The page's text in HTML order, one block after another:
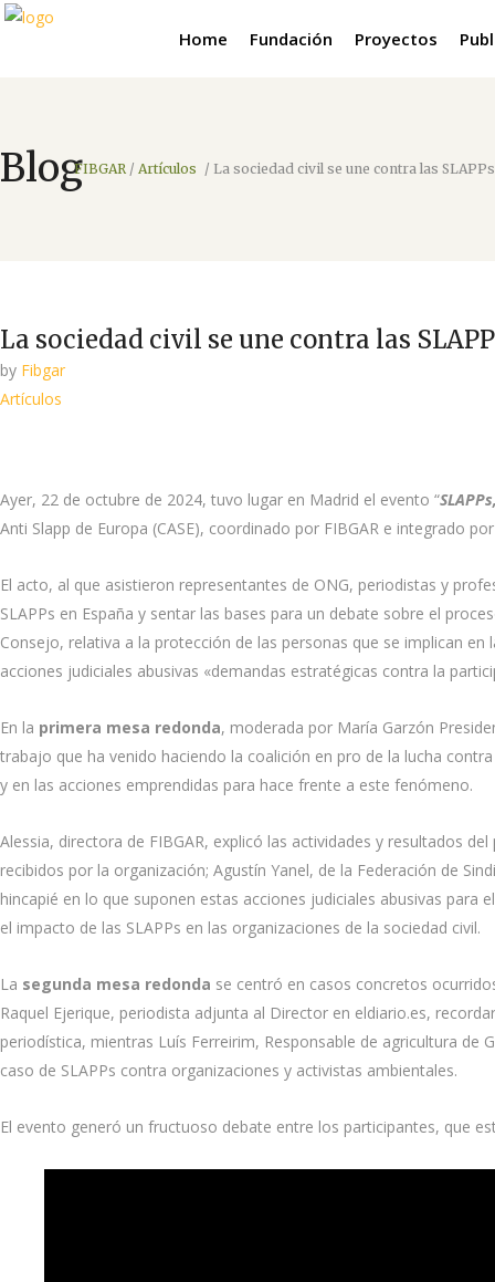
Home Fundación Proyectos
BlogFIBGAR / Artículos / La sociedad civil se une contra las SLAPPs
La sociedad civil se une contra las
by Fibgar
Artículos
Ayer, 22 de octubre de 2024, tuvo lugar en Madrid el evento “
Anti Slapp de Europa (CASE), coordinado por FIBGAR e integrado
El acto, al que asistieron representantes de ONG, periodistas y
SLAPPs en España y sentar las bases para un debate sobre el
Consejo, relativa a la protección de las personas que se implican
acciones judiciales abusivas «demandas estratégicas contra la
En la primera mesa redonda, moderada por María Garzón
trabajo que ha venido haciendo la coalición en pro de la lucha
y en las acciones emprendidas para hace frente a este fenómeno.
Alessia, directora de FIBGAR, explicó las actividades y resultados
recibidos por la organización; Agustín Yanel, de la Federación de
hincapié en lo que suponen estas acciones judiciales abusivas
el impacto de las SLAPPs en las organizaciones de la sociedad civil.
La segunda mesa redonda se centró en casos concretos
Raquel Ejerique, periodista adjunta al Director en eldiario.es,
periodística, mientras Luís Ferreirim, Responsable de agricultura
caso de SLAPPs contra organizaciones y activistas ambientales.
El evento generó un fructuoso debate entre los participantes, que